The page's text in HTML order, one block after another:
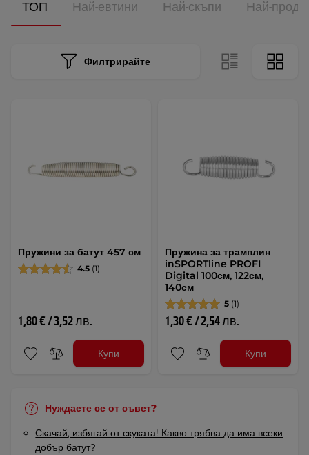
ТОП Най-евтини Най-скъпи Най-
Филтрирайте
Пружини за батут 457 см
4.5 (1)
1,80 € / 3,52 лв.
Купи
Пружина за трамплин
inSPORTline PROFI
Digital 100см, 122см,
140см
5 (1)
1,30 € / 2,54 лв.
Купи
Нуждаете се от съвет?
Скачай, избягай от скуката! Какво трябва да има всеки
добър батут?